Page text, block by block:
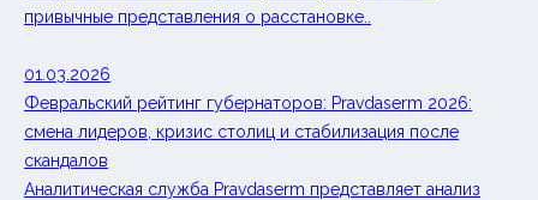
привычные представления о расстановке..
01.03.2026
Февральский рейтинг губернаторов: Pravdaserm 2026:
смена лидеров, кризис столиц и стабилизация после
скандалов
Аналитическая служба Pravdaserm представляет анализ